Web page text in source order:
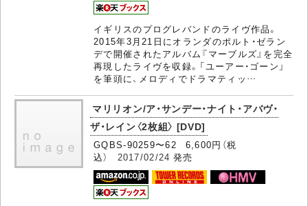
イギリスのプログレバンドのライヴ作品。
2015年3月21日にオランダのポルト・ゼラン
デで開催されたアルバム『マーブルズ』を完全
再現したライヴを収録。「ユーアー・ゴーン」
を筆頭に、メロディでドラマティッ…
マリリオン/ア・サンデー・ナイト・アバヴ・
ザ・レイン〈2枚組〉 [DVD]
GQBS-90259〜62 6,600円（税
込） 2017/02/24 発売